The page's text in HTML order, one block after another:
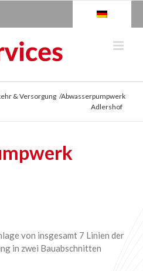
& Versorgung /Abwasserpumpwerk
Adlershof
von insgesamt 7 Linien der
in zwei Bauabschnitten